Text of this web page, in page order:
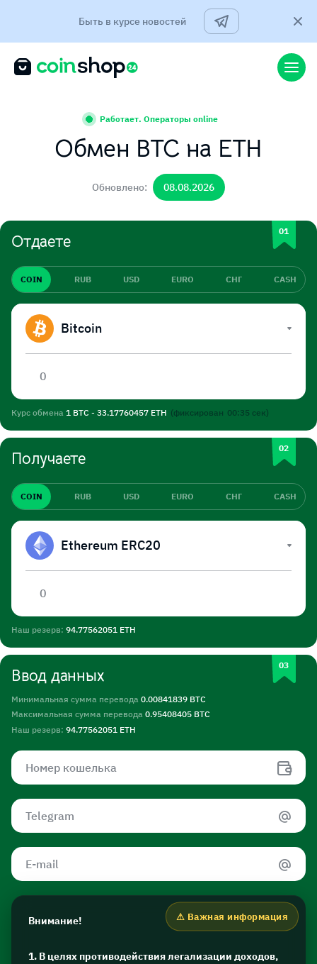
Быть в курсе новостей
Работает. Операторы online
Обмен BTC на ETH
Обновлено: 08.08.2026
Отдаете
COIN RUB USD EURO СНГ CASH
Bitcoin
Курс обмена 1 BTC - 33.17760457 ETH (фиксирован 00:35 сек)
Получаете
COIN RUB USD EURO СНГ CASH
Ethereum ERC20
Наш резерв: 94.77562051 ETH
Ввод данных
Минимальная сумма перевода 0.00841839 BTC
Максимальная сумма перевода 0.95408405 BTC
Наш резерв: 94.77562051 ETH
Внимание!
1. В целях противодействия легализации доходов,